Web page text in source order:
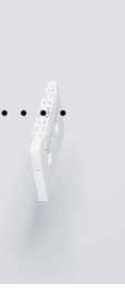
FASHION